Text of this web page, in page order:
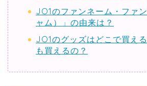
JO1のファンネーム・ファ
ャム）」の由来は？
JO1のグッズはどこで買え
も買えるの？